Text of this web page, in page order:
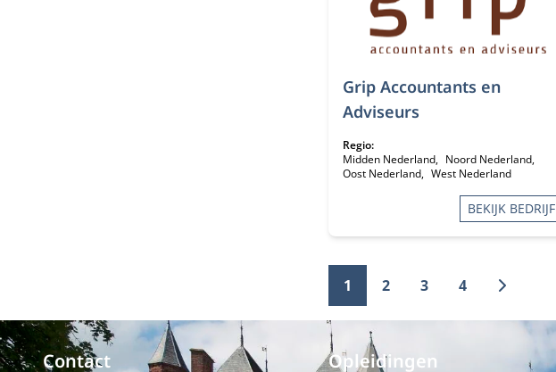
Grip Accountants en
Adviseurs
Regio:
Midden Nederland
Noord Nederland
Oost Nederland
West Nederland
BEKIJK BEDRIJF
1 2 3 4
Contact Opleidingen